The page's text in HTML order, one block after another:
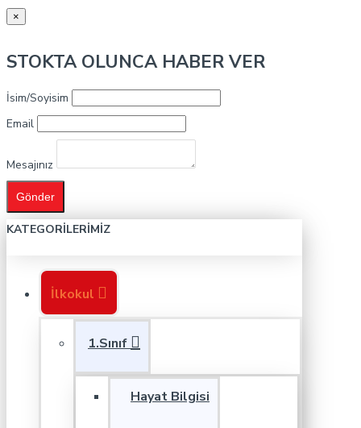
×
STOKTA OLUNCA HABER VER
İsim/Soyisim
Email
Mesajınız
Gönder
KATEGORILERIMIZ
İlkokul
1.Sınıf
Hayat Bilgisi